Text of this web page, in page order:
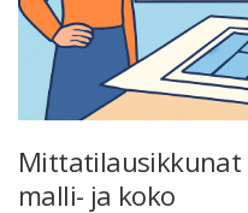
Mittatilausikkunat
malli- ja koko